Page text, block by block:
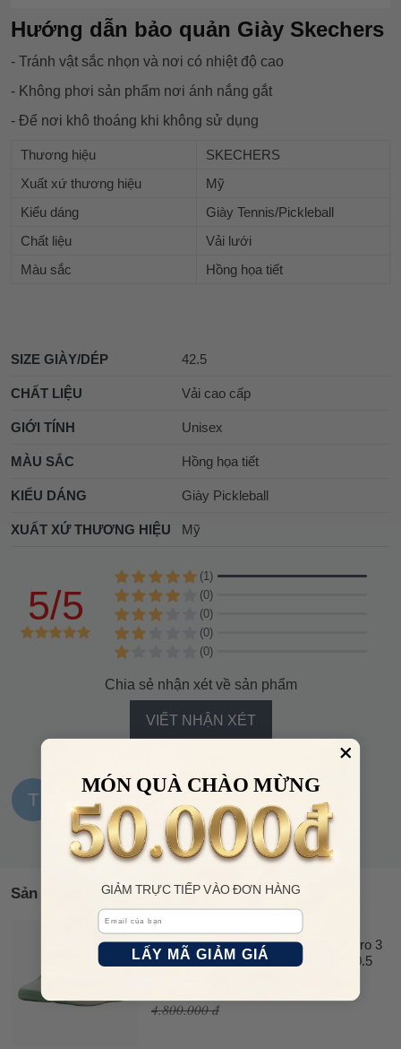
Hướng dẫn bảo quản Giày Skechers
- Tránh vật sắc nhọn và nơi có nhiệt độ cao
- Không phơi sản phẩm nơi ánh nắng gắt
- Để nơi khô thoáng khi không sử dụng
Thương hiệu
SKECHERS
Xuất xứ thương hiệu
Mỹ
Kiểu dáng
Giày Tennis/Pickleball
Chất liệu
Vải lưới
Màu sắc
Hồng họa tiết
SIZE GIÀY/DÉP 42.5
CHẤT LIỆU Vải cao cấp
GIỚI TÍNH Unisex
MÀU SẮC Hồng họa tiết
KIỂU DÁNG Giày Pickleball
XUẤT XỨ THƯƠNG HIỆU Mỹ
5/5
(1)
(0)
(0)
(0)
(0)
Chia sẻ nhận xét về sản phẩm
VIẾT NHẬN XÉT
T Trần Tiến An
17:50, 23/05/2026
Nói chung là đi êm.
Sản phẩm tương tự
31%
OFF
NIKE
Giày Tennis/Pickleball Nike Vapor Pro 3
FZ2161-003 Màu Xanh Mint Size 40.5
4.800.000 đ
MÓN QUÀ CHÀO MỪNG
GIẢM TRỰC TIẾP VÀO ĐƠN HÀNG
Email
LẤY MÃ GIẢM GIÁ